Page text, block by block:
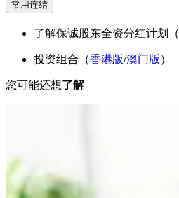
常用连结
了解保诚股东全资分红计划（
投资组合（香港版/澳门版 ）
您可能还想了解